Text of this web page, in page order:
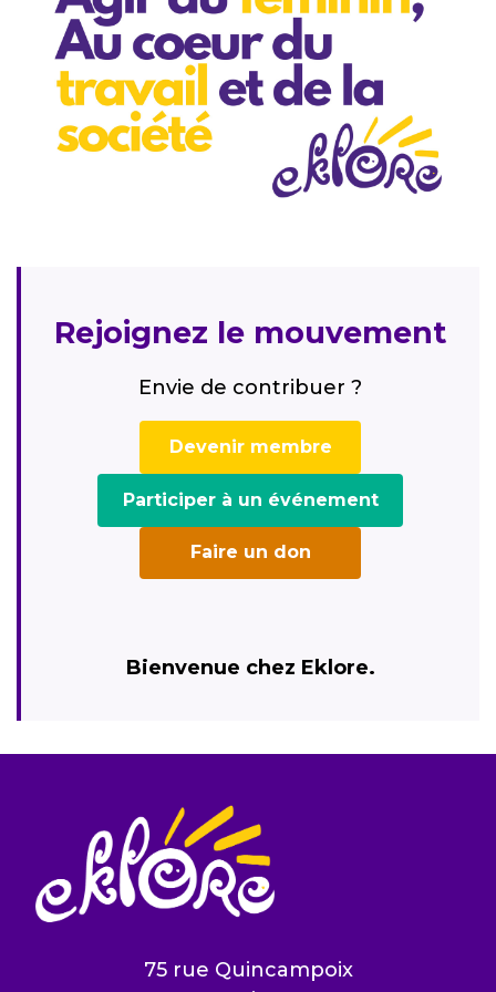
Rejoignez le mouvement
Envie de contribuer ?
Devenir membre
Participer à un événement
Faire un don
Bienvenue chez Eklore.
75 rue Quincampoix